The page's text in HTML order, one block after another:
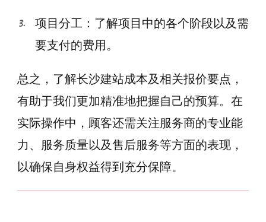
项目分工：了解项目中的各个阶段以及需
要支付的费用。
总之，了解长沙建站成本及相关报价要点，
有助于我们更加精准地把握自己的预算。在
实际操作中，顾客还需关注服务商的专业能
力、服务质量以及售后服务等方面的表现，
以确保自身权益得到充分保障。